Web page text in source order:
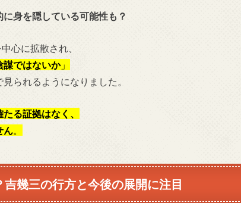
身を隠している可能性も？
心に拡散され、
謀ではないか」
られるようになりました。
たる証拠はなく、
ん
幾三の行方と今後の展開に注目